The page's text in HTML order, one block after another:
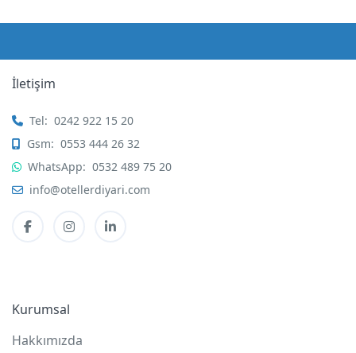
İletişim
Tel: 0242 922 15 20
Gsm: 0553 444 26 32
WhatsApp: 0532 489 75 20
info@otellerdiyari.com
Kurumsal
Hakkımızda